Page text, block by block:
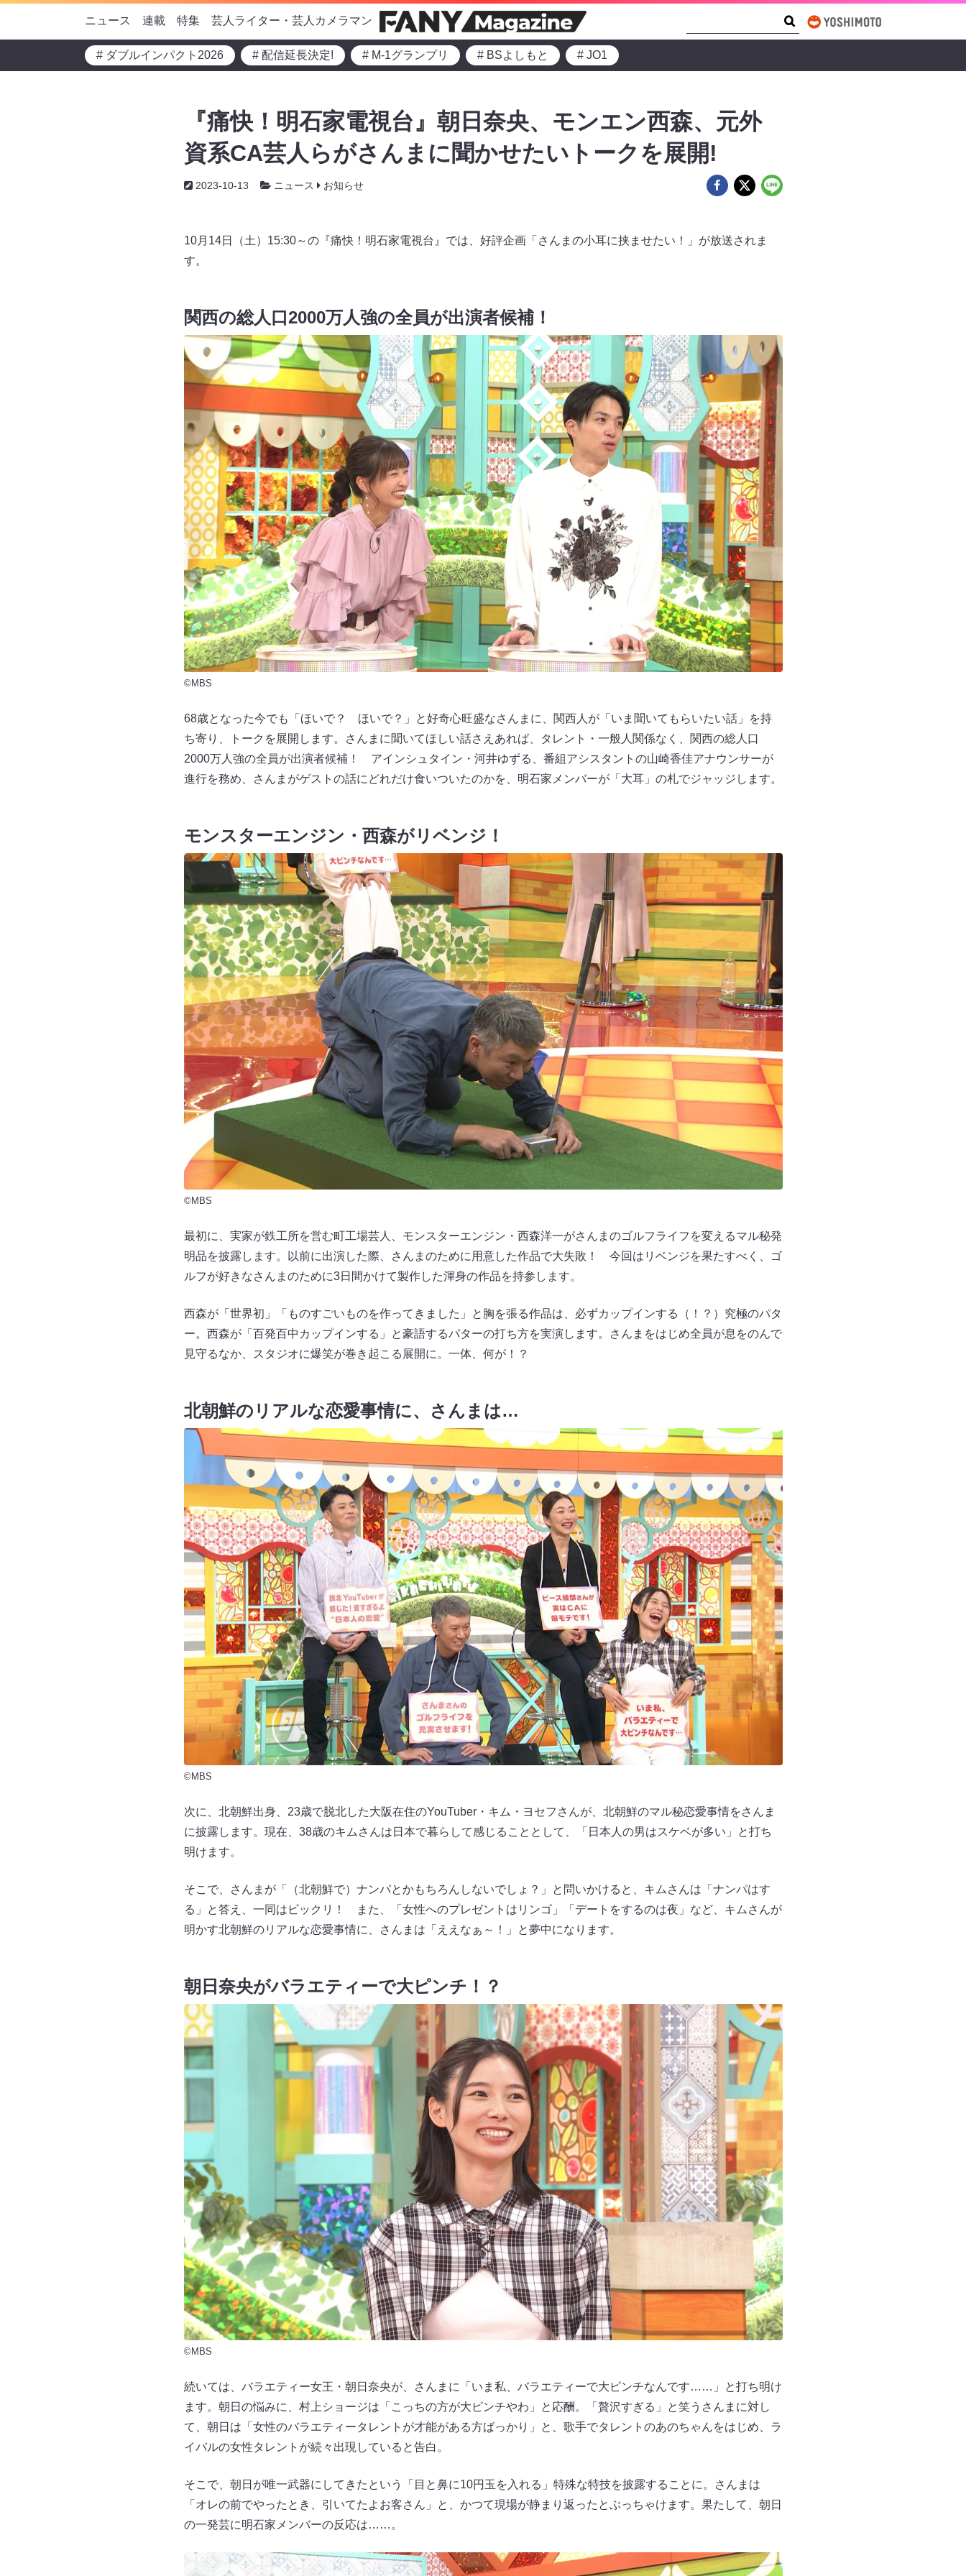
ニュース 連載 特集 芸人ライター・芸人カメラマン
# ダブルインパクト2026 # 配信延長決定! # M-1グランプリ # BSよしもと # JO1
『痛快！明石家電視台』朝日奈央、モンエン西森、元外
資系CA芸人らがさんまに聞かせたいトークを展開!
2023-10-13 ニュース お知らせ
10月14日（土）15:30～の『痛快！明石家電視台』では、好評企画「さんまの小耳に挟ませたい！」が放送されま
す。
関西の総人口2000万人強の全員が出演者候補！
©MBS
68歳となった今でも「ほいで？ ほいで？」と好奇心旺盛なさんまに、関西人が「いま聞いてもらいたい話」を持
ち寄り、トークを展開します。さんまに聞いてほしい話さえあれば、タレント・一般人関係なく、関西の総人口
2000万人強の全員が出演者候補！ アインシュタイン・河井ゆずる、番組アシスタントの山崎香佳アナウンサーが
進行を務め、さんまがゲストの話にどれだけ食いついたのかを、明石家メンバーが「大耳」の札でジャッジします。
モンスターエンジン・西森がリベンジ！
©MBS
最初に、実家が鉄工所を営む町工場芸人、モンスターエンジン・西森洋一がさんまのゴルフライフを変えるマル秘発
明品を披露します。以前に出演した際、さんまのために用意した作品で大失敗！ 今回はリベンジを果たすべく、ゴ
ルフが好きなさんまのために3日間かけて製作した渾身の作品を持参します。
西森が「世界初」「ものすごいものを作ってきました」と胸を張る作品は、必ずカップインする（！？）究極のパタ
ー。西森が「百発百中カップインする」と豪語するパターの打ち方を実演します。さんまをはじめ全員が息をのんで
見守るなか、スタジオに爆笑が巻き起こる展開に。一体、何が！？
北朝鮮のリアルな恋愛事情に、さんまは…
©MBS
次に、北朝鮮出身、23歳で脱北した大阪在住のYouTuber・キム・ヨセフさんが、北朝鮮のマル秘恋愛事情をさんま
に披露します。現在、38歳のキムさんは日本で暮らして感じることとして、「日本人の男はスケベが多い」と打ち
明けます。
そこで、さんまが「（北朝鮮で）ナンパとかもちろんしないでしょ？」と問いかけると、キムさんは「ナンパはす
る」と答え、一同はビックリ！ また、「女性へのプレゼントはリンゴ」「デートをするのは夜」など、キムさんが
明かす北朝鮮のリアルな恋愛事情に、さんまは「ええなぁ～！」と夢中になります。
朝日奈央がバラエティーで大ピンチ！？
©MBS
続いては、バラエティー女王・朝日奈央が、さんまに「いま私、バラエティーで大ピンチなんです……」と打ち明け
ます。朝日の悩みに、村上ショージは「こっちの方が大ピンチやわ」と応酬。「贅沢すぎる」と笑うさんまに対し
て、朝日は「女性のバラエティータレントが才能がある方ばっかり」と、歌手でタレントのあのちゃんをはじめ、ラ
イバルの女性タレントが続々出現していると告白。
そこで、朝日が唯一武器にしてきたという「目と鼻に10円玉を入れる」特殊な特技を披露することに。さんまは
「オレの前でやったとき、引いてたよお客さん」と、かつて現場が静まり返ったとぶっちゃけます。果たして、朝日
の一発芸に明石家メンバーの反応は……。